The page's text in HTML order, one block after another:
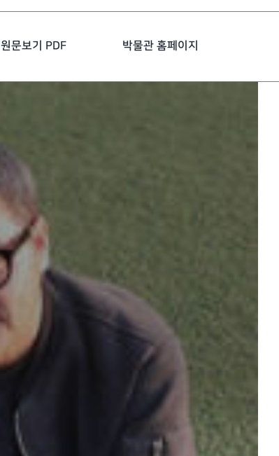
원문보기 PDF 박물관 홈페이지